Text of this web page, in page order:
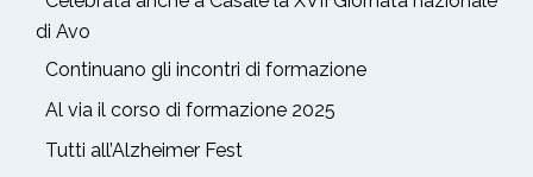
di Avo
Continuano gli incontri di formazione
Al via il corso di formazione 2025
Tutti all’Alzheimer Fest